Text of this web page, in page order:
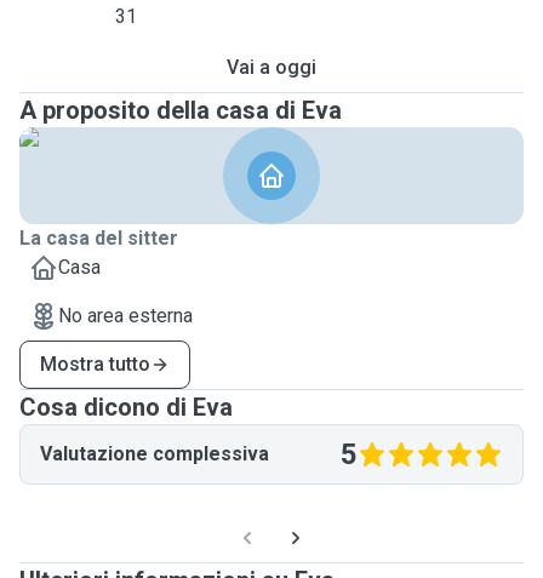
31
Vai a oggi
A proposito della casa di Eva
La casa del sitter
Casa
No area esterna
Mostra tutto
Cosa dicono di Eva
Valutazione complessiva 5